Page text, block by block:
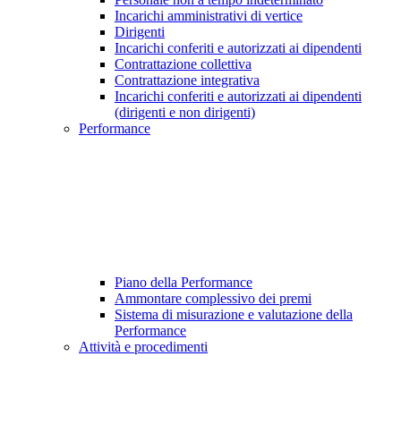
Incarichi amministrativi di vertice
Dirigenti
Incarichi conferiti e autorizzati ai dipendenti
Contrattazione collettiva
Contrattazione integrativa
Incarichi conferiti e autorizzati ai dipendenti
(dirigenti e non dirigenti)
Performance
Piano della Performance
Ammontare complessivo dei premi
Sistema di misurazione e valutazione della
Performance
Attività e procedimenti